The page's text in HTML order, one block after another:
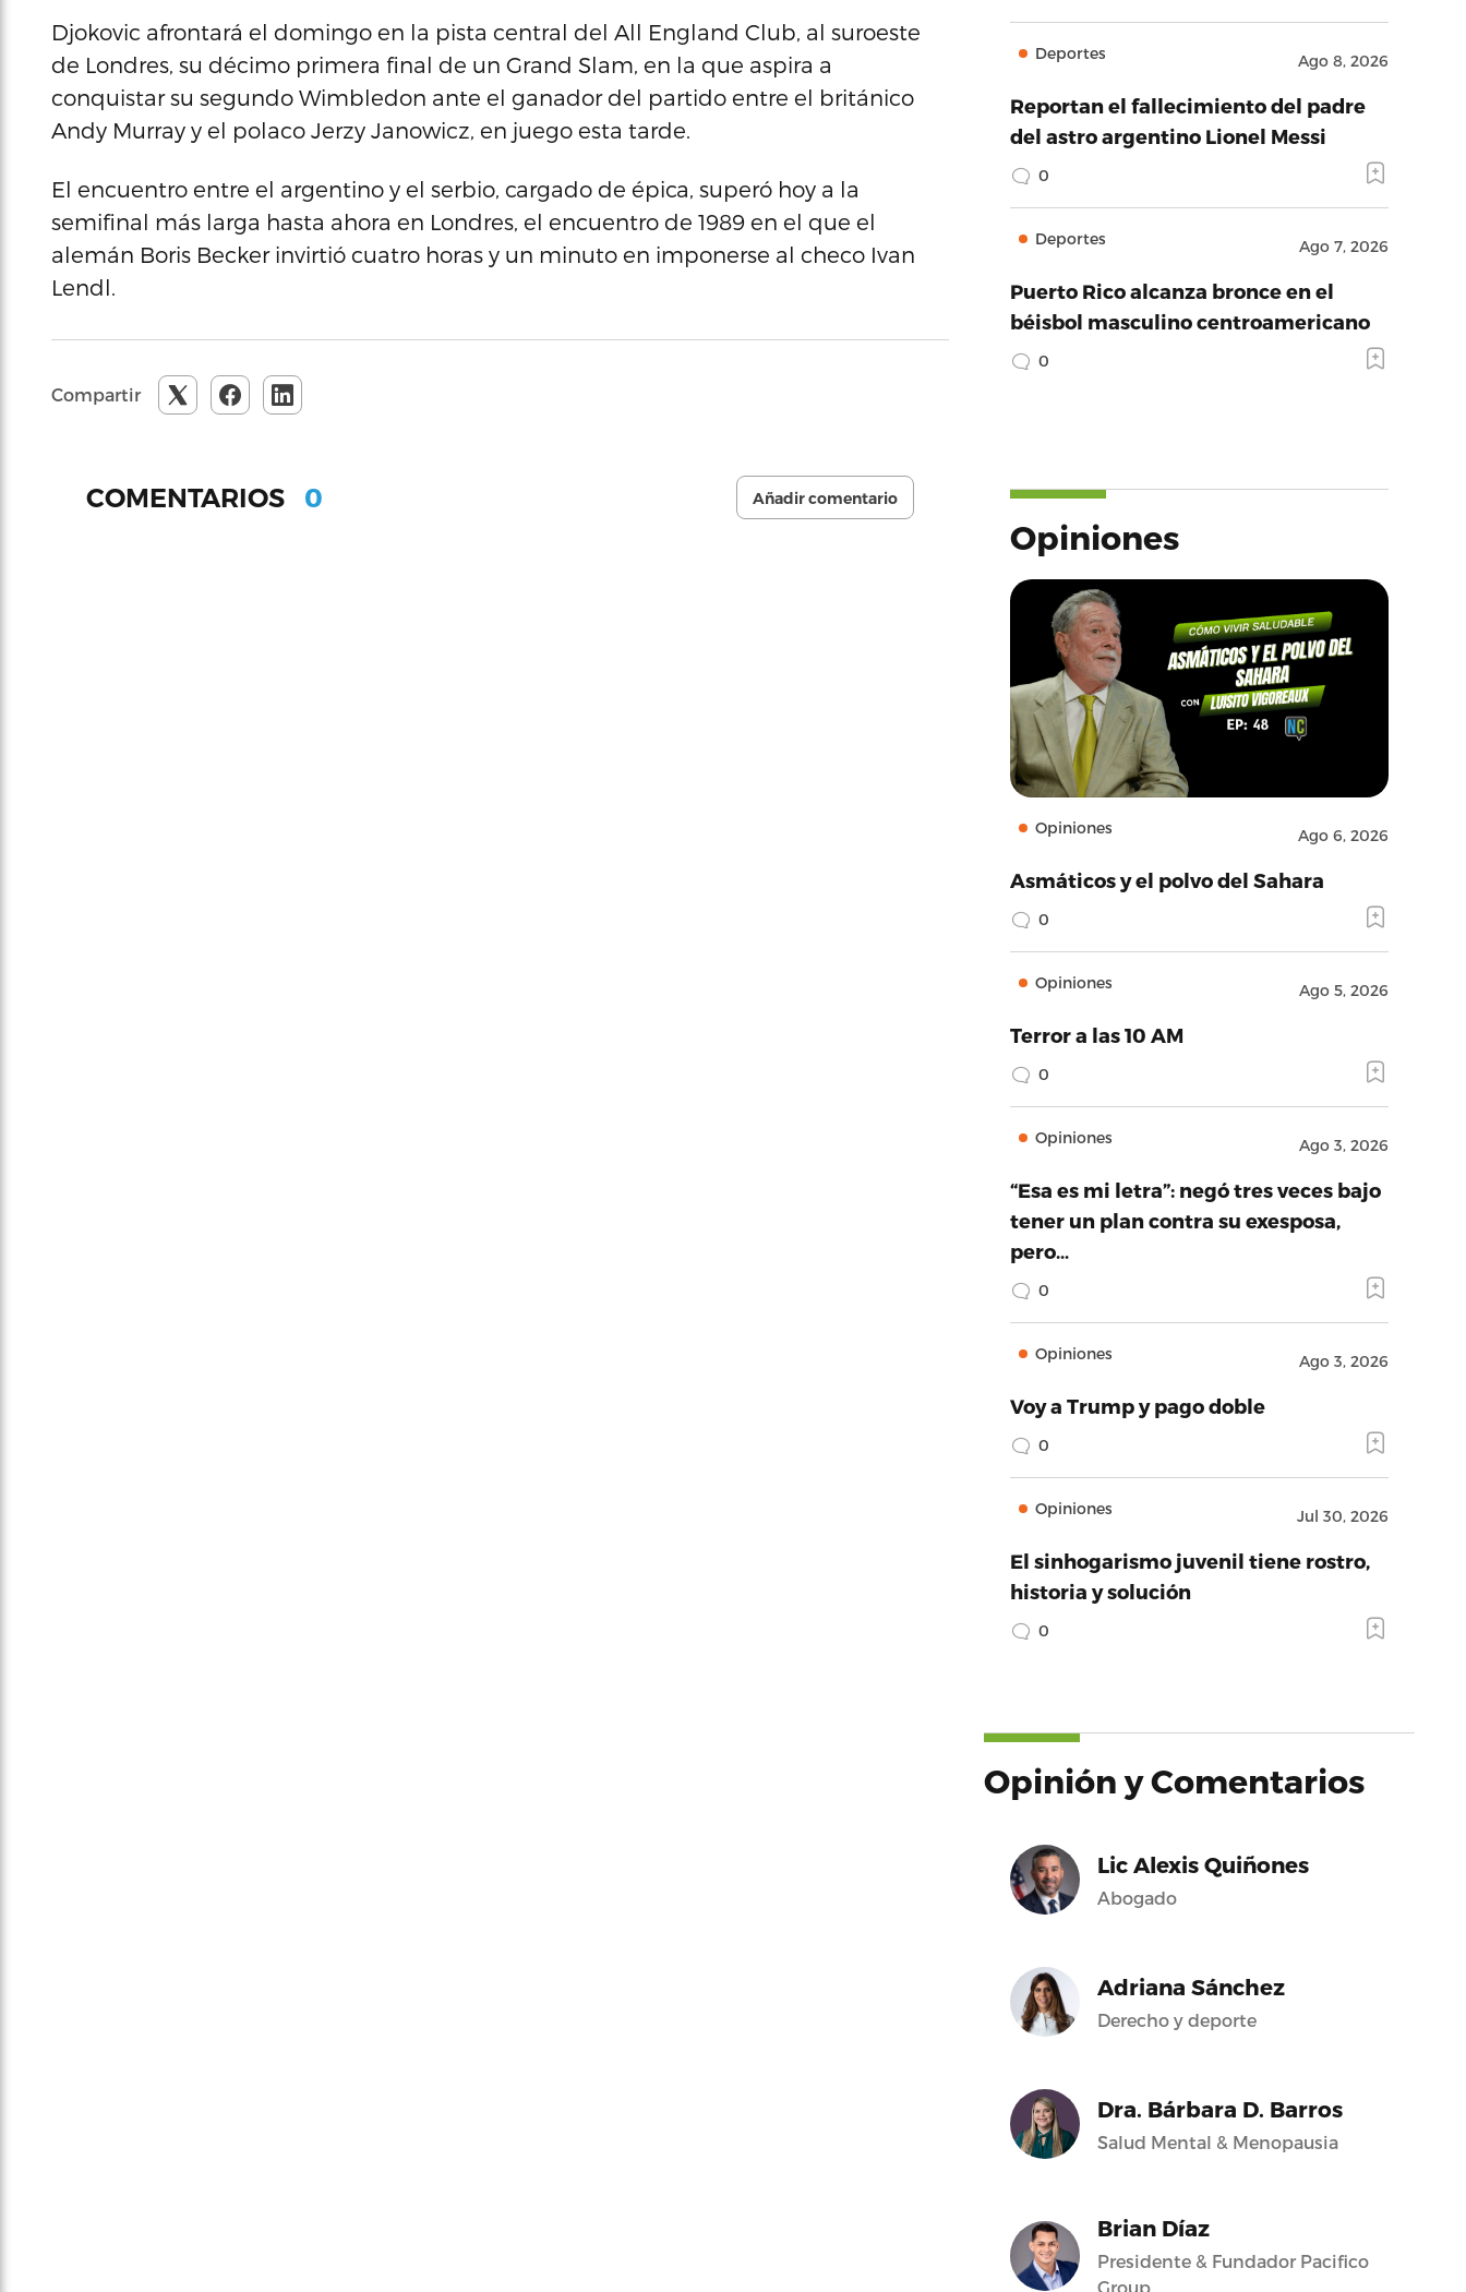
Djokovic afrontará el domingo en la pista central del All England Club, al suroeste
de Londres, su décimo primera final de un Grand Slam, en la que aspira a
conquistar su segundo Wimbledon ante el ganador del partido entre el británico
Andy Murray y el polaco Jerzy Janowicz, en juego esta tarde.
El encuentro entre el argentino y el serbio, cargado de épica, superó hoy a la
semifinal más larga hasta ahora en Londres, el encuentro de 1989 en el que el
alemán Boris Becker invirtió cuatro horas y un minuto en imponerse al checo Ivan
Lendl.
Compartir
COMENTARIOS 0 Añadir comentario
Deportes Ago 8, 2026
Reportan el fallecimiento del padre
del astro argentino Lionel Messi
0
Deportes Ago 7, 2026
Puerto Rico alcanza bronce en el
béisbol masculino centroamericano
0
Opiniones
Opiniones Ago 6, 2026
Asmáticos y el polvo del Sahara
0
Opiniones Ago 5, 2026
Terror a las 10 AM
0
Opiniones Ago 3, 2026
“Esa es mi letra”: negó tres veces bajo
tener un plan contra su exesposa,
pero…
0
Opiniones Ago 3, 2026
Voy a Trump y pago doble
0
Opiniones Jul 30, 2026
El sinhogarismo juvenil tiene rostro,
historia y solución
0
Opinión y Comentarios
Lic Alexis Quiñones
Abogado
Adriana Sánchez
Derecho y deporte
Dra. Bárbara D. Barros
Salud Mental & Menopausia
Brian Díaz
Presidente & Fundador Pacifico
Group